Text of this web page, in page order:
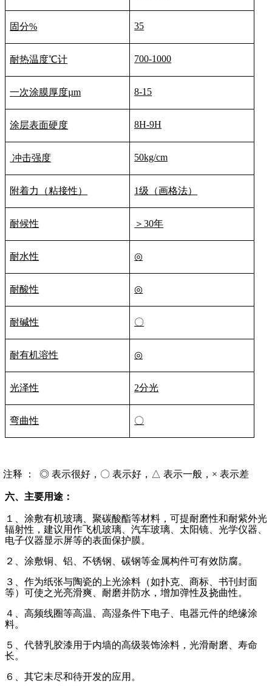
固分% 35
耐热温度℃计 700-1000
一次涂膜厚度µm 8-15
涂层表面硬度 8H-9H
冲击强度 50kg/cm
附着力（粘接性） 1级（画格法）
耐候性 ＞30年
耐水性 ◎
耐酸性 ◎
耐碱性 〇
耐有机溶性 ◎
光泽性 2分光
弯曲性 〇
注释 ： ◎ 表示很好，〇 表示好， △ 表示一般， × 表示差
六、主要用途：
１、涂敷有机玻璃、聚碳酸酯等材料，可提耐磨性和耐紫外光
辐射性，建议用作飞机玻璃、汽车玻璃、太阳镜、光学仪器、
电子仪器显示屏等的表面保护膜。
２、涂敷铜、铝、不锈钢、碳钢等金属构件可有效防腐。
３、作为纸张与陶瓷的上光涂料（如扑克、商标、书刊封面
等）可使之光亮滑爽、耐磨并防水，增加弹性及挠曲性。
４、高频线圈等高温、高湿条件下电子、电器元件的绝缘涂
料。
５、代替乳胶漆用于内墙的高级装饰涂料，光滑耐磨、寿命
长。
６、其它未尽和待开发的应用。